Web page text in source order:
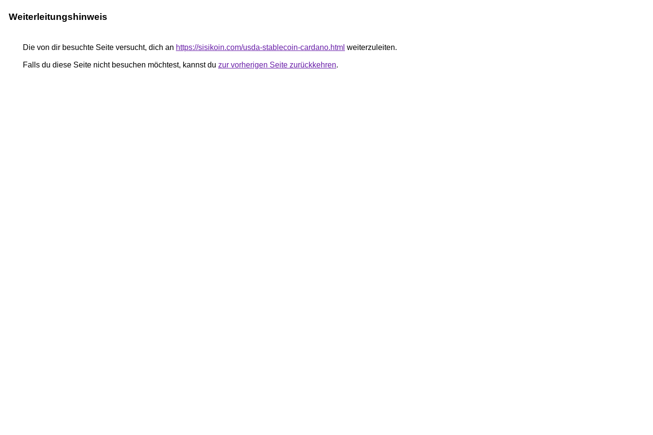
Weiterleitungshinweis
Die von dir besuchte Seite versucht, dich an https://sisikoin.com/usda-stablecoin-cardano.html weiterzuleiten.
Falls du diese Seite nicht besuchen möchtest, kannst du zur vorherigen Seite zurückkehren.